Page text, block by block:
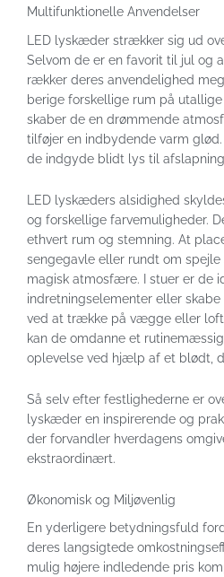
Multifunktionelle Anvendelser
LED lyskæder strækker sig ud
Selvom de er en favorit til jul og
rækker deres anvendelighed
berige forskellige rum på
skaber de en drømmende
tilføjer en indbydende varm
de indgyde blidt lys til
LED lyskæders alsidighed
og forskellige farvemuligheder.
ethvert rum og stemning. At
sengegavle eller rundt om
magisk atmosfære. I stuer er de
indretningselementer eller
ved at trække på vægge eller
kan de omdanne et
oplevelse ved hjælp af et blødt,
Så selv efter festlighederne er
lyskæder en inspirerende og
der forvandler hverdagens
ekstraordinært.
Økonomisk og Miljøvenlig
En yderligere betydningsfuld
deres langsigtede
mulig højere indledende pris